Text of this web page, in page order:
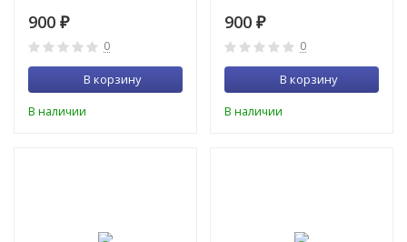
900 ₽
0
В корзину
В наличии
оправе Furlux
900 ₽
0
В корзину
В наличии